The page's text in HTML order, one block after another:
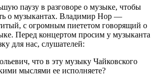
паузу в разговоре о музыке, чтобы
о музыкантах. Владимир Нор —
с огромным пиететом говорящий о
Перед концертом просим у музыканта
для нас, слушателей:
что в эту музыку Чайковского
мыслями ее исполняете?